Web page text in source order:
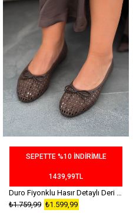
SEPETTE %10 İNDİRİMLE
1439,99TL
Duro Fiyonklu Hasır Detaylı Deri Babet Kahverengi
₺1.599,99
₺1.759,99